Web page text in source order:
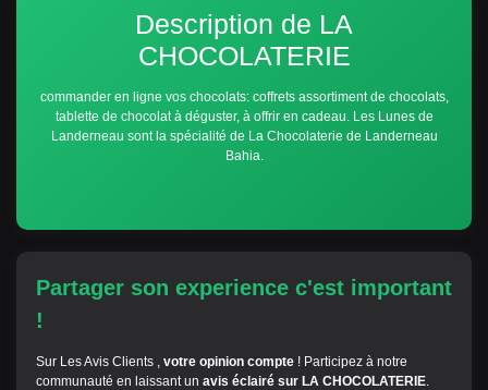
Description de LA
CHOCOLATERIE
commander en ligne vos chocolats: coffrets assortiment de chocolats,
tablette de chocolat à déguster, à offrir en cadeau. Les Lunes de
Landerneau sont la spécialité de La Chocolaterie de Landerneau
Bahia.
Partager son experience c'est important
!
Sur Les Avis Clients , votre opinion compte ! Participez à notre
communauté en laissant un avis éclairé sur LA CHOCOLATERIE.